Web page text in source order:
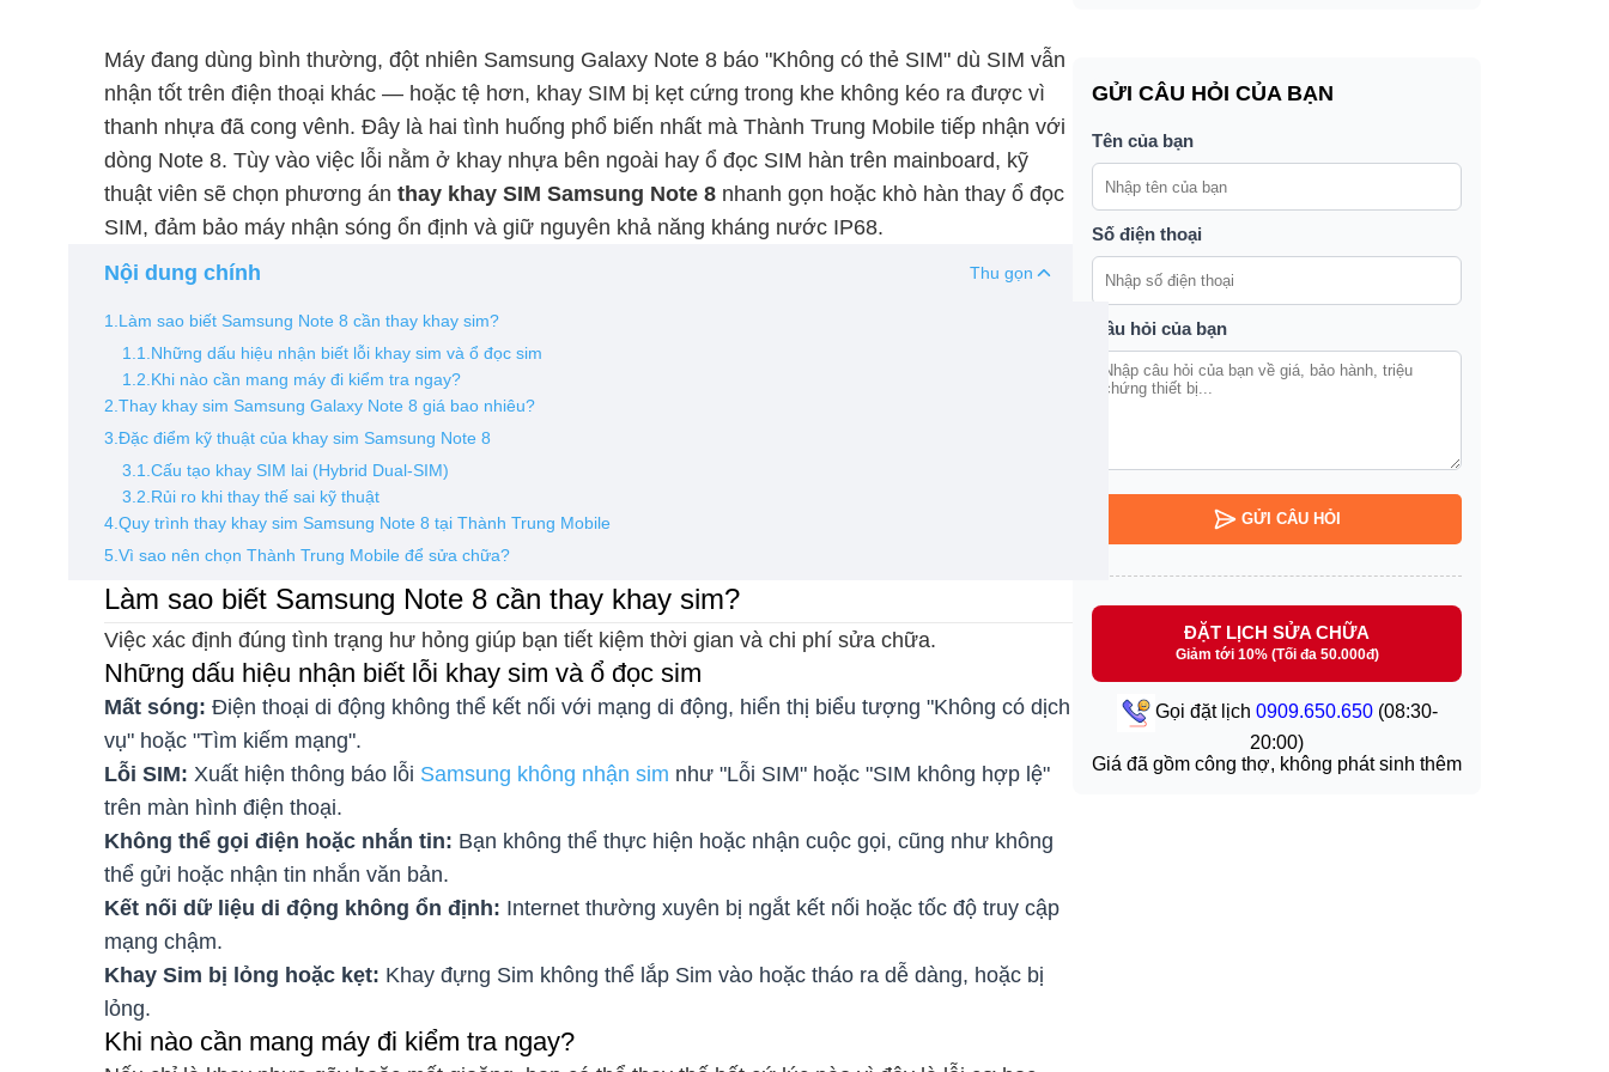
Máy đang dùng bình thường, đột nhiên Samsung Galaxy Note 8 báo "Không có thẻ SIM" dù SIM vẫn
nhận tốt trên điện thoại khác — hoặc tệ hơn, khay SIM bị kẹt cứng trong khe không kéo ra được vì
thanh nhựa đã cong vênh. Đây là hai tình huống phổ biến nhất mà Thành Trung Mobile tiếp nhận với
dòng Note 8. Tùy vào việc lỗi nằm ở khay nhựa bên ngoài hay ổ đọc SIM hàn trên mainboard, kỹ
thuật viên sẽ chọn phương án thay khay SIM Samsung Note 8 nhanh gọn hoặc khò hàn thay ổ đọc
SIM, đảm bảo máy nhận sóng ổn định và giữ nguyên khả năng kháng nước IP68.
Nội dung chính
Thu gọn
1.Làm sao biết Samsung Note 8 cần thay khay sim?
1.1.Những dấu hiệu nhận biết lỗi khay sim và ổ đọc sim
1.2.Khi nào cần mang máy đi kiểm tra ngay?
2.Thay khay sim Samsung Galaxy Note 8 giá bao nhiêu?
3.Đặc điểm kỹ thuật của khay sim Samsung Note 8
3.1.Cấu tạo khay SIM lai (Hybrid Dual-SIM)
3.2.Rủi ro khi thay thế sai kỹ thuật
4.Quy trình thay khay sim Samsung Note 8 tại Thành Trung Mobile
5.Vì sao nên chọn Thành Trung Mobile để sửa chữa?
Làm sao biết Samsung Note 8 cần thay khay sim?
Việc xác định đúng tình trạng hư hỏng giúp bạn tiết kiệm thời gian và chi phí sửa chữa.
Những dấu hiệu nhận biết lỗi khay sim và ổ đọc sim
Mất sóng: Điện thoại di động không thể kết nối với mạng di động, hiển thị biểu tượng "Không có dịch
vụ" hoặc "Tìm kiếm mạng".
Lỗi SIM: Xuất hiện thông báo lỗi Samsung không nhận sim như "Lỗi SIM" hoặc "SIM không hợp lệ"
trên màn hình điện thoại.
Không thể gọi điện hoặc nhắn tin: Bạn không thể thực hiện hoặc nhận cuộc gọi, cũng như không
thể gửi hoặc nhận tin nhắn văn bản.
Kết nối dữ liệu di động không ổn định: Internet thường xuyên bị ngắt kết nối hoặc tốc độ truy cập
mạng chậm.
Khay Sim bị lỏng hoặc kẹt: Khay đựng Sim không thể lắp Sim vào hoặc tháo ra dễ dàng, hoặc bị
lỏng.
Khi nào cần mang máy đi kiểm tra ngay?
GỬI CÂU HỎI CỦA BẠN
Tên của bạn
Số điện thoại
Câu hỏi của bạn
GỬI CÂU HỎI
ĐẶT LỊCH SỬA CHỮA
Giảm tới 10% (Tối đa 50.000đ)
Gọi đặt lịch 0909.650.650(08:30-
20:00)
Giá đã gồm công thợ, không phát sinh thêm